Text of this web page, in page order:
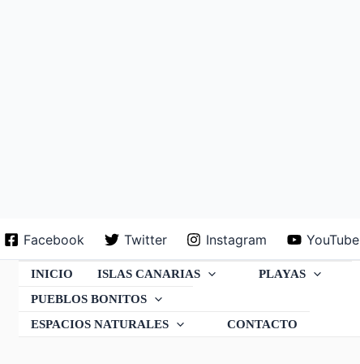
Facebook Twitter Instagram YouTube
INICIO ISLAS CANARIAS
PLAYAS
PUEBLOS BONITOS
ESPACIOS NATURALES
CONTACTO